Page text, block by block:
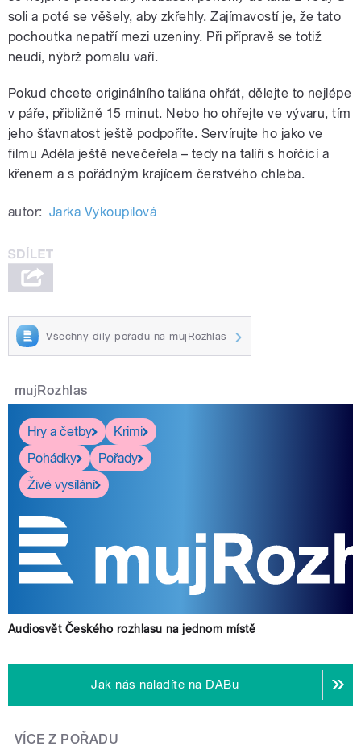
soli a poté se věšely, aby zkřehly. Zajímavostí je, že tato
pochoutka nepatří mezi uzeniny. Při přípravě se totiž
neudí, nýbrž pomalu vaří.
Pokud chcete originálního taliána ohřát, dělejte to nejlépe
v páře, přibližně 15 minut. Nebo ho ohřejte ve vývaru, tím
jeho šťavnatost ještě podpoříte. Servírujte ho jako ve
filmu Adéla ještě nevečeřela – tedy na talíři s hořčicí a
křenem a s pořádným krajícem čerstvého chleba.
autor: Jarka Vykoupilová
Všechny díly pořadu na mujRozhlas
mujRozhlas
Hry a četby
Krimi
Pohádky
Pořady
Živé vysílání
Audiosvět Českého rozhlasu na jednom místě
Jak nás naladíte na DABu
VÍCE Z POŘADU